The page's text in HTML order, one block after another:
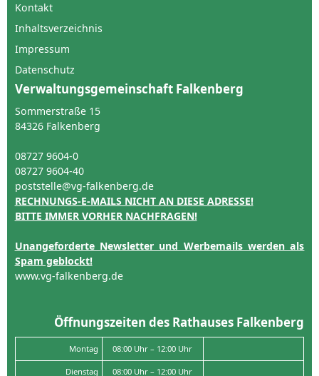
Kontakt
Inhaltsverzeichnis
Impressum
Datenschutz
Verwaltungsgemeinschaft Falkenberg
Sommerstraße 15
84326 Falkenberg
08727 9604-0
08727 9604-40
poststelle@vg-falkenberg.de
RECHNUNGS-E-MAILS NICHT AN DIESE ADRESSE!
BITTE IMMER VORHER NACHFRAGEN!
Unangeforderte Newsletter und Werbemails werden als
Spam geblockt!
www.vg-falkenberg.de
Öffnungszeiten des Rathauses Falkenberg
Montag 08:00 Uhr – 12:00 Uhr
Dienstag 08:00 Uhr – 12:00 Uhr